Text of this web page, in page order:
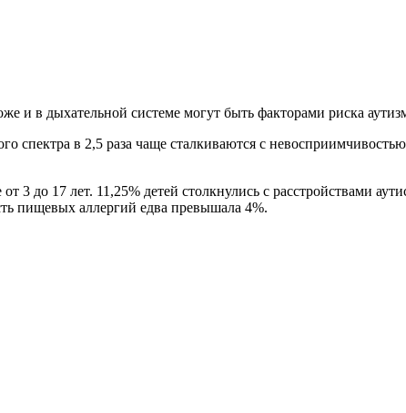
и в дыхательной системе могут быть факторами риска
спектра в 2,5 раза чаще сталкиваются с
до 17 лет. 11,25% детей столкнулись с расстройствами
пищевых аллергий едва превышала 4%.